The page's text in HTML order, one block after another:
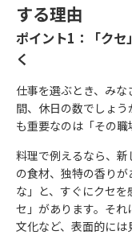
する理由
ポイント1：「クセ
く
仕事を選ぶとき、み
間、休日の数でしょ
も重要なのは「その職
料理で例えるなら、
の食材、独特の香り
な」と、すぐにクセ
セ」があります。そ
文化など、表面的には